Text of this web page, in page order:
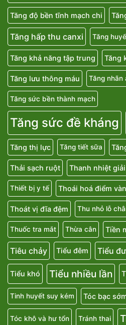
Tăng độ bền tĩnh mạch chi
Tăng hấp thu canxi Tăng
Tăng khả năng tập trung Tăng
Tăng lưu thông máu Tăng nhãn
Tăng sức bền thành mạch
Tăng sức đề kháng
Tăng thị lực Tăng tiết sữa
Thải sạch ruột Thanh nhiệt
Thiết bị y tế Thoái hoá điểm
Thoát vị đĩa đệm Thu nhỏ lỗ
Thuốc tra mắt Thừa cân Tiền
Tiêu chảy Tiểu đêm Tiểu
Tiểu khó Tiểu nhiều lần
Tinh huyết suy kém Tóc bạc
Tóc khô và hư tổn Tránh thai